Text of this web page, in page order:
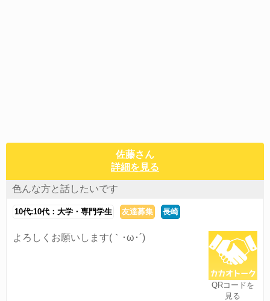
佐藤さん
詳細を見る
色んな方と話したいです
10代:10代：大学・専門学生 友達募集 長崎
QRコードを
見る
よろしくお願いします(｀･ω･´)ゞ